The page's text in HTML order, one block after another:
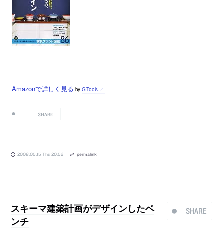
Amazonで詳しく見る by G-Tools
SHARE
2008.05.15 Thu 20:52 permalink
SHARE
スキーマ建築計画がデザインしたベ
ンチ